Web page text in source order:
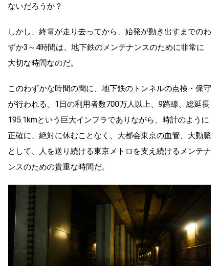
ないだろうか？
しかし、終電が走り去ってから、始発が動き出すまでのわ
ずか3～4時間は、地下鉄のメンテナンスのために非常に
大切な時間なのだ。
このわずかな時間の間に、地下鉄のトンネルの点検・保守
が行われる。1日の利用者数700万人以上、9路線、総延長
195.1kmという巨大インフラでありながら、時計のように
正確に、絶対に休むことなく、大都会東京の血管、大動脈
として、人を送り続ける東京メトロを支え続けるメンテナ
ンスのための貴重な時間だ。